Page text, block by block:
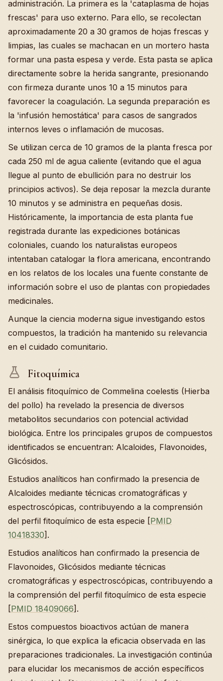
administración. La primera es la 'cataplasma de hojas
frescas' para uso externo. Para ello, se recolectan
aproximadamente 20 a 30 gramos de hojas frescas y
limpias, las cuales se machacan en un mortero hasta
formar una pasta espesa y verde. Esta pasta se aplica
directamente sobre la herida sangrante, presionando
con firmeza durante unos 10 a 15 minutos para
favorecer la coagulación. La segunda preparación es
la 'infusión hemostática' para casos de sangrados
internos leves o inflamación de mucosas.
Se utilizan cerca de 10 gramos de la planta fresca por
cada 250 ml de agua caliente (evitando que el agua
llegue al punto de ebullición para no destruir los
principios activos). Se deja reposar la mezcla durante
10 minutos y se administra en pequeñas dosis.
Históricamente, la importancia de esta planta fue
registrada durante las expediciones botánicas
coloniales, cuando los naturalistas europeos
intentaban catalogar la flora americana, encontrando
en los relatos de los locales una fuente constante de
información sobre el uso de plantas con propiedades
medicinales.
Aunque la ciencia moderna sigue investigando estos
compuestos, la tradición ha mantenido su relevancia
en el cuidado comunitario.
Fitoquímica
El análisis fitoquímico de Commelina coelestis (Hierba
del pollo) ha revelado la presencia de diversos
metabolitos secundarios con potencial actividad
biológica. Entre los principales grupos de compuestos
identificados se encuentran: Alcaloides, Flavonoides,
Glicósidos.
Estudios analíticos han confirmado la presencia de
Alcaloides mediante técnicas cromatográficas y
espectroscópicas, contribuyendo a la comprensión
del perfil fitoquímico de esta especie [PMID
10418330].
Estudios analíticos han confirmado la presencia de
Flavonoides, Glicósidos mediante técnicas
cromatográficas y espectroscópicas, contribuyendo a
la comprensión del perfil fitoquímico de esta especie
[PMID 18409066].
Estos compuestos bioactivos actúan de manera
sinérgica, lo que explica la eficacia observada en las
preparaciones tradicionales. La investigación continúa
para elucidar los mecanismos de acción específicos